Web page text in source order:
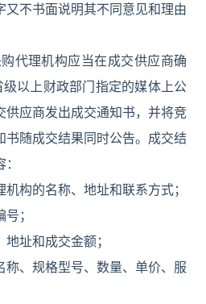
又不书面说明其不同意见和理由
代理机构应当在成交供应商确
以上财政部门指定的媒体上公
供应商发出成交通知书，并将竞
书随成交结果同时公告。成交结
机构的名称、地址和联系方式；
；
地址和成交金额；
称、规格型号、数量、单价、服